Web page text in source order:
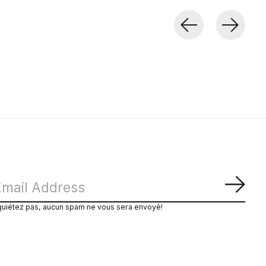
pas, aucun spam ne vous sera envoyé!